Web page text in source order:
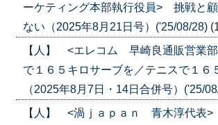
ーケティング本部執行役員> 挑戦と
ない（2025年8月21日号）('25/08/28)
【人】 <エレコム 早崎良通販営業
で１６５キロサーブを／テニスで１６
（2025年8月7日・14日合併号）('25/
【人】 <渦ｊａｐａｎ 青木淳代表